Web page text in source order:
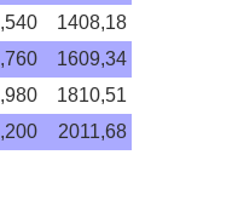
1408,18
1609,34
1810,51
2011,68